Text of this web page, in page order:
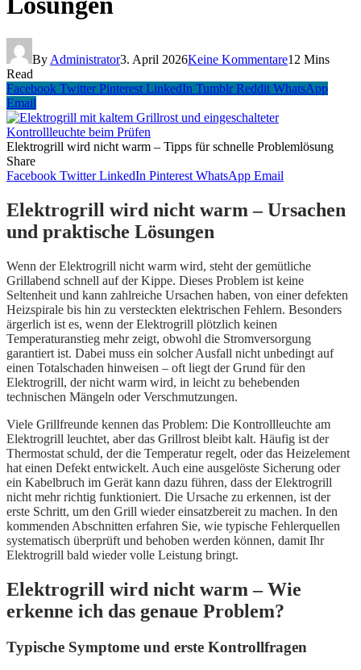
By Administrator3. April 2026Keine Kommentare12 Mins
Read
Facebook Twitter Pinterest LinkedIn Tumblr Reddit WhatsApp
Email
Elektrogrill wird nicht warm – Tipps für schnelle Problemlösung
Share
Facebook Twitter LinkedIn Pinterest WhatsApp Email
Elektrogrill wird nicht warm – Ursachen
und praktische Lösungen
Wenn der Elektrogrill nicht warm wird, steht der gemütliche
Grillabend schnell auf der Kippe. Dieses Problem ist keine
Seltenheit und kann zahlreiche Ursachen haben, von einer defekten
Heizspirale bis hin zu versteckten elektrischen Fehlern. Besonders
ärgerlich ist es, wenn der Elektrogrill plötzlich keinen
Temperaturanstieg mehr zeigt, obwohl die Stromversorgung
garantiert ist. Dabei muss ein solcher Ausfall nicht unbedingt auf
einen Totalschaden hinweisen – oft liegt der Grund für den
Elektrogrill, der nicht warm wird, in leicht zu behebenden
technischen Mängeln oder Verschmutzungen.
Viele Grillfreunde kennen das Problem: Die Kontrollleuchte am
Elektrogrill leuchtet, aber das Grillrost bleibt kalt. Häufig ist der
Thermostat schuld, der die Temperatur regelt, oder das Heizelement
hat einen Defekt entwickelt. Auch eine ausgelöste Sicherung oder
ein Kabelbruch im Gerät kann dazu führen, dass der Elektrogrill
nicht mehr richtig funktioniert. Die Ursache zu erkennen, ist der
erste Schritt, um den Grill wieder einsatzbereit zu machen. In den
kommenden Abschnitten erfahren Sie, wie typische Fehlerquellen
systematisch überprüft und behoben werden können, damit Ihr
Elektrogrill bald wieder volle Leistung bringt.
Elektrogrill wird nicht warm – Wie
erkenne ich das genaue Problem?
Typische Symptome und erste Kontrollfragen